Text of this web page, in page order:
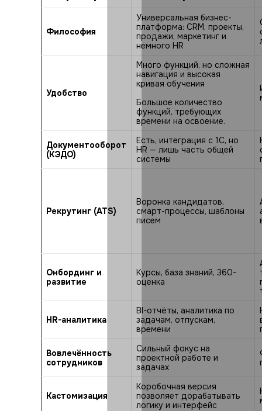
Философия
Универсальная бизнес-
платформа: CRM, проекты,
продажи, маркетинг и
немного HR
Удобство
Много функций, но сложная
навигация и высокая
кривая обучения
Большое количество
функций, требующих
времени на освоение.
Документооборот
(КЭДО)
Есть, интеграция с 1С, но
HR — лишь часть общей
системы
Рекрутинг (ATS)
Воронка кандидатов,
смарт-процессы, шаблоны
писем
Онбординг и
развитие
Курсы, база знаний, 360-
оценка
HR-аналитика
BI-отчёты, аналитика по
задачам, отпускам,
времени
Вовлечённость
сотрудников
Сильный фокус на
проектной работе и
задачах
Кастомизация
Коробочная версия
позволяет дорабатывать
логику и интерфейс